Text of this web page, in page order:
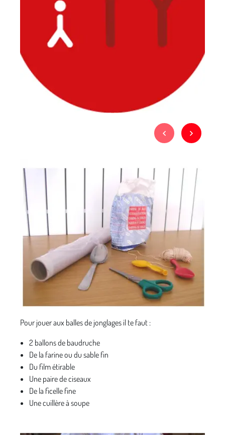
Pour jouer aux balles de jonglages il te faut :
2 ballons de baudruche
De la farine ou du sable fin
Du film étirable
Une paire de ciseaux
De la ficelle fine
Une cuillère à soupe